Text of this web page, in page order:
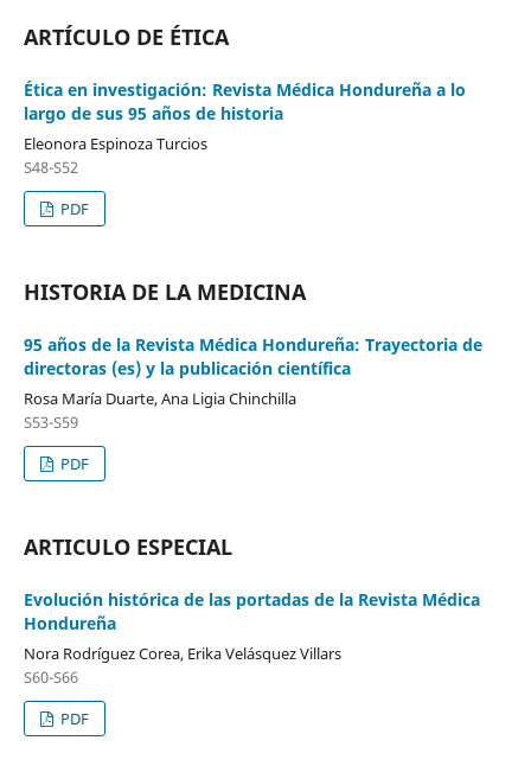
ARTÍCULO DE ÉTICA
Ética en investigación: Revista Médica Hondureña a lo
largo de sus 95 años de historia
Eleonora Espinoza Turcios
S48-S52
PDF
HISTORIA DE LA MEDICINA
95 años de la Revista Médica Hondureña: Trayectoria de
directoras (es) y la publicación científica
Rosa María Duarte, Ana Ligia Chinchilla
S53-S59
PDF
ARTICULO ESPECIAL
Evolución histórica de las portadas de la Revista Médica
Hondureña
Nora Rodríguez Corea, Erika Velásquez Villars
S60-S66
PDF